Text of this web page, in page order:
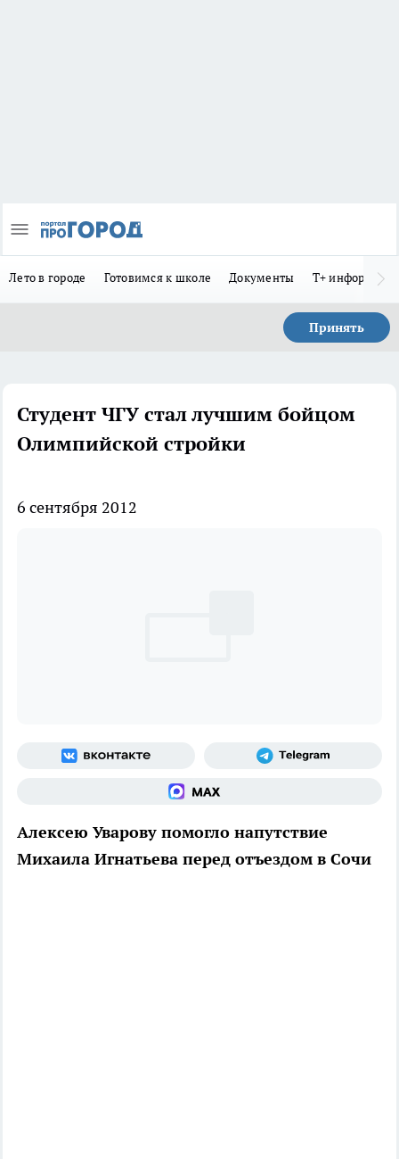
Лето в городе Готовимся к школе Документы Т+
Принять
Студент ЧГУ стал лучшим бойцом
Олимпийской стройки
6 сентября 2012
Алексею Уварову помогло напутствие
Михаила Игнатьева перед отъездом в Сочи